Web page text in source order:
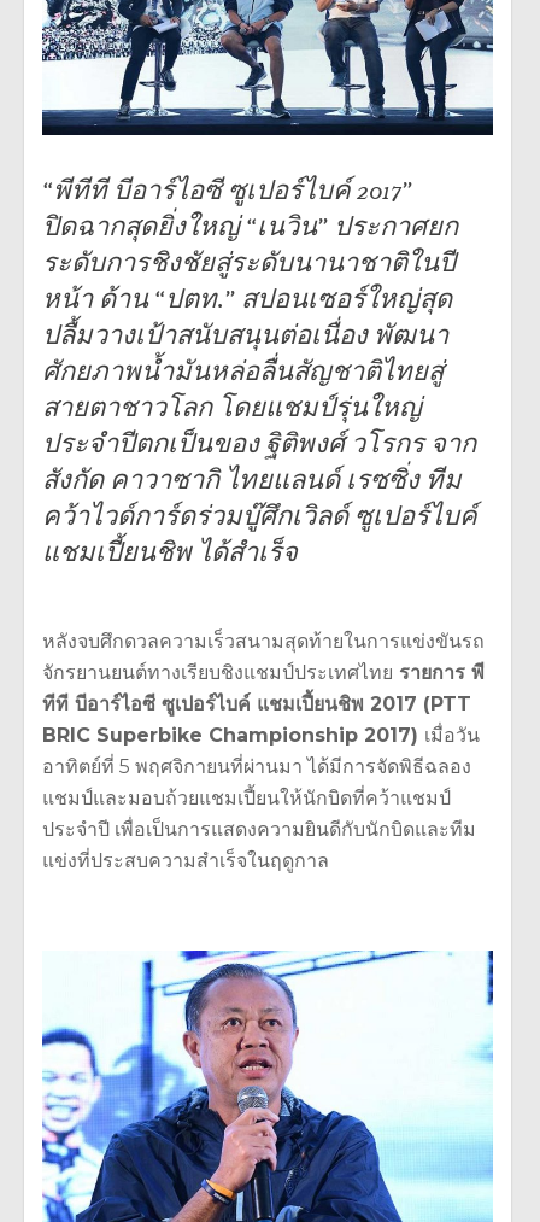
“พีทีที บีอาร์ไอซี ซูเปอร์ไบค์ 2017”
ปิดฉากสุดยิ่งใหญ่ “เนวิน” ประกาศยก
ระดับการชิงชัยสู่ระดับนานาชาติในปี
หน้า ด้าน “ปตท.” สปอนเซอร์ใหญ่สุด
ปลื้มวางเป้าสนับสนุนต่อเนื่อง พัฒนา
ศักยภาพน้ำมันหล่อลื่นสัญชาติไทยสู่
สายตาชาวโลก โดยแชมป์รุ่นใหญ่
ประจำปีตกเป็นของ ฐิติพงศ์ วโรกร จาก
สังกัด คาวาซากิ ไทยแลนด์ เรซซิ่ง ทีม
คว้าไวด์การ์ดร่วมบู๊ศึกเวิลด์ ซูเปอร์ไบค์
แชมเปี้ยนชิพ ได้สำเร็จ
หลังจบศึกดวลความเร็วสนามสุดท้ายในการแข่งขันรถ
จักรยานยนต์ทางเรียบชิงแชมป์ประเทศไทย รายการ พี
ทีที บีอาร์ไอซี ซูเปอร์ไบค์ แชมเปี้ยนชิพ 2017 (PTT
BRIC Superbike Championship 2017) เมื่อวัน
อาทิตย์ที่ 5 พฤศจิกายนที่ผ่านมา ได้มีการจัดพิธีฉลอง
แชมป์และมอบถ้วยแชมเปี้ยนให้นักบิดที่คว้าแชมป์
ประจำปี เพื่อเป็นการแสดงความยินดีกับนักบิดและทีม
แข่งที่ประสบความสำเร็จในฤดูกาล